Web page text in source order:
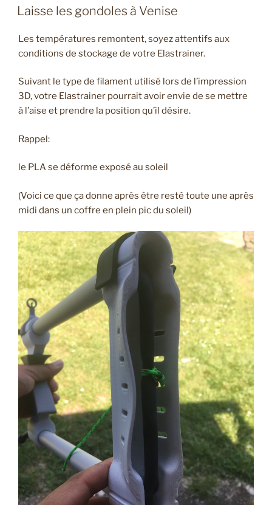
LE
Laisse les gondoles à Venise
Les températures remontent, soyez attentifs aux
conditions de stockage de votre Elastrainer.
Suivant le type de filament utilisé lors de l’impression
3D, votre Elastrainer pourrait avoir envie de se mettre
à l’aise et prendre la position qu’il désire.
Rappel:
le PLA se déforme exposé au soleil
(Voici ce que ça donne après être resté toute une après
midi dans un coffre en plein pic du soleil)